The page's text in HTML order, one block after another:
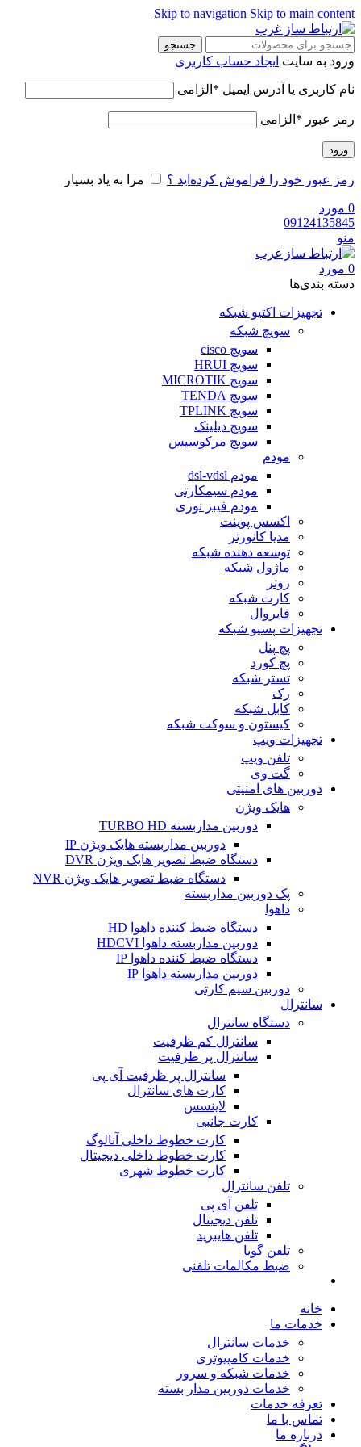
Skip to navigation Skip to main content
جستجو
ورود به سایت ایجاد حساب کاربری
نام کاربری یا آدرس ایمیل * الزامی
رمز عبور * الزامی
ورود
رمز عبور خود را فراموش کرده‌اید ؟ مرا به یاد بسپار
0 مورد
09124135845
منو
0 مورد
دسته‌ بندی‌ها
تجهیزات اکتیو شبکه
سویچ شبکه
سویچ cisco
سویچ HRUI
سویچ MICROTIK
سویچ TENDA
سویچ TPLINK
سویچ دیلینک
سویچ مرکوسیس
مودم
مودم dsl-vdsl
مودم سیمکارتی
مودم فیبر نوری
اکسس پوینت
مدیا کانورتر
توسعه دهنده شبکه
ماژول شبکه
روتر
کارت شبکه
فایروال
تجهیزات پسیو شبکه
پچ پنل
پچ کورد
تستر شبکه
رک
کابل شبکه
کیستون و سوکت شبکه
تجهیزات ویپ
تلفن ویپ
گت وی
دوربین های امنیتی
هایک ویژن
دوربین مداربسته TURBO HD
دوربین مداربسته هایک ویژن IP
دستگاه ضبط تصویر هایک ویژن DVR
دستگاه ضبط تصویر هایک ویژن NVR
پک دوربین مداربسته
داهوا
دستگاه ضبط کننده داهوا HD
دوربین مداربسته داهوا HDCVI
دستگاه ضبط کننده داهوا IP
دوربین مداربسته داهوا IP
دوربین سیم کارتی
سانترال
دستگاه سانترال
سانترال کم ظرفیت
سانترال پر ظرفیت
سانترال پر ظرفیت آی پی
کارت های سانترال
لاینسس
کارت جانبی
کارت خطوط داخلی آنالوگ
کارت خطوط داخلی دیجیتال
کارت خطوط شهری
تلفن سانترال
تلفن آی پی
تلفن دیجیتال
تلفن هایبرید
تلفن گویا
ضبط مکالمات تلفنی
خانه
خدمات ما
خدمات سانترال
خدمات کامپیوتری
خدمات شبکه و سرور
خدمات دوربین مدار بسته
تعرفه خدمات
تماس با ما
درباره ما